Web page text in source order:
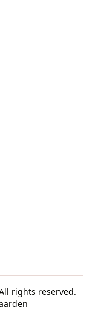
All rights reserved.